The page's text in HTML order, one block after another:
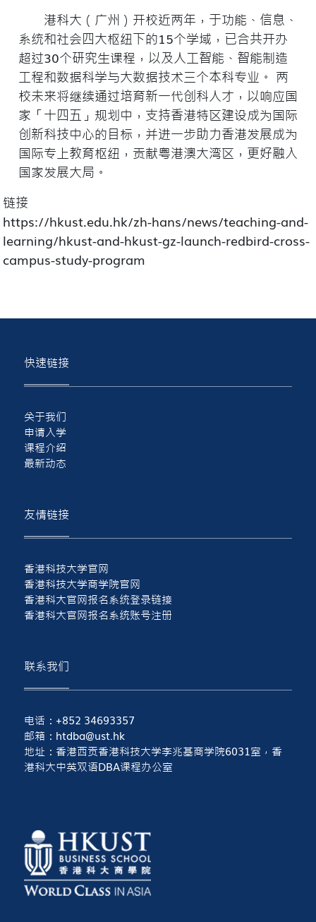
港科大（广州）开校近两年，于功能、信息、
系统和社会四大枢纽下的15个学域，已合共开办
超过30个研究生课程，以及人工智能、智能制造
工程和数据科学与大数据技术三个本科专业。 两
校未来将继续通过培育新一代创科人才，以响应国
家「十四五」规划中，支持香港特区建设成为国际
创新科技中心的目标，并进一步助力香港发展成为
国际专上教育枢纽，贡献粤港澳大湾区，更好融入
国家发展大局。
链接
https://hkust.edu.hk/zh-hans/news/teaching-and-
learning/hkust-and-hkust-gz-launch-redbird-cross-
campus-study-program
快速链接
关于我们
申请入学
课程介绍
最新动态
友情链接
香港科技大学官网
香港科技大学商学院官网
香港科大官网报名系统登录链接
香港科大官网报名系统账号注册
联系我们
电话：+852 34693357
邮箱：htdba@ust.hk
地址：香港西贡香港科技大学李兆基商学院6031室，香
港科大中英双语DBA课程办公室